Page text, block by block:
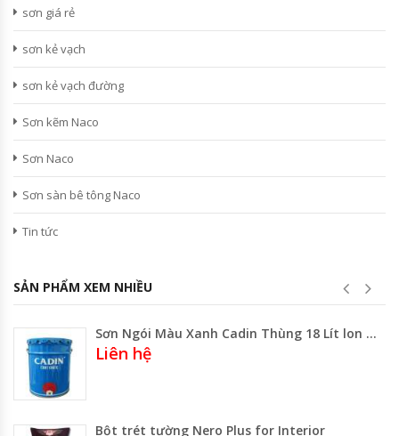
sơn giá rẻ
sơn kẻ vạch
sơn kẻ vạch đường
Sơn kẽm Naco
Sơn Naco
Sơn sàn bê tông Naco
Tin tức
SẢN PHẨM XEM NHIỀU
Sơn Ngói Màu Xanh Cadin Thùng 18 Lít lon 3.8 Lít
Liên hệ
Bột trét tường Nero Plus for Interior